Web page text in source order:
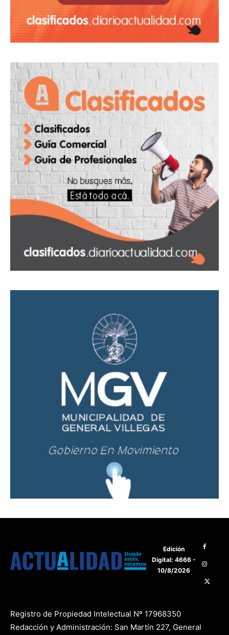
Edición
Digital: 4666 -
10/8/2026
Registro de Propiedad Intelectual Nº 17968350
Redacción y Administración: San Martín 227, General